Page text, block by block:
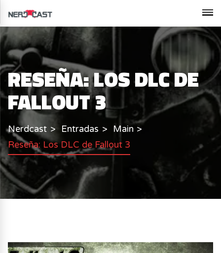
RESEÑA: LOS DLC DE
FALLOUT 3
Nerdcast Entradas
Main
Reseña: Los DLC de Fallout 3